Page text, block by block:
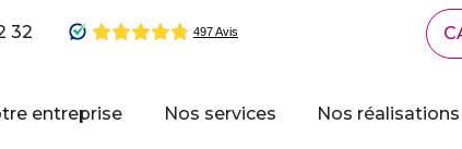
32
entreprise Nos services Nos réalisations